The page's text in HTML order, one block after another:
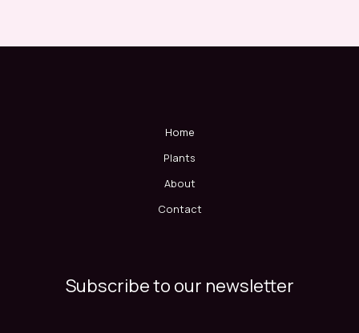
Home
Plants
About
Contact
Subscribe to our newsletter